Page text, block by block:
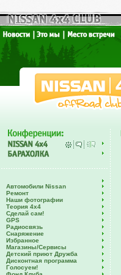
Автомобили Nissan
Ремонт
Наши фотографии
Теория 4х4
Сделай сам!
GPS
Радиосвязь
Снаряжение
Избранное
Магазины/Сервисы
Детский приют Дружба
Дисконтная программа
Голосуем!